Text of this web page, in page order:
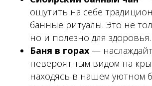
ощутить на себе
банные ритуалы. Это не
но и полезно для здоровья.
Баня в горах —
невероятным видом на
находясь в нашем уютном